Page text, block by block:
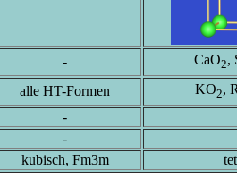
- CaO2,
alle HT-Formen KO2,
-
-
kubisch, Fm3m